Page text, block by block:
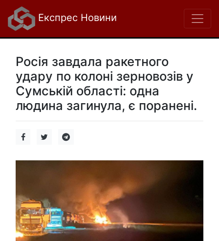
Експрес Новини
Росія завдала ракетного
удару по колоні зерновозів у
Сумській області: одна
людина загинула, є поранені.